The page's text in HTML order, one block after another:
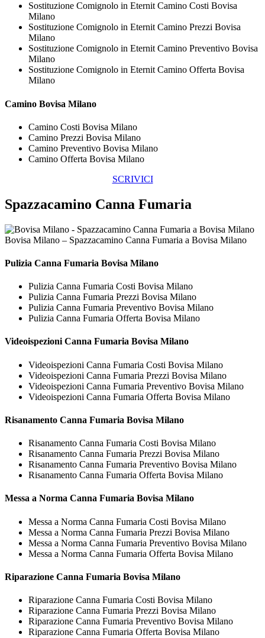
Sostituzione Comignolo in Eternit Camino Costi Bovisa
Milano
Sostituzione Comignolo in Eternit Camino Prezzi Bovisa
Milano
Sostituzione Comignolo in Eternit Camino Preventivo Bovisa
Milano
Sostituzione Comignolo in Eternit Camino Offerta Bovisa
Milano
Camino Bovisa Milano
Camino Costi Bovisa Milano
Camino Prezzi Bovisa Milano
Camino Preventivo Bovisa Milano
Camino Offerta Bovisa Milano
SCRIVICI
Spazzacamino Canna Fumaria
Bovisa Milano – Spazzacamino Canna Fumaria a Bovisa Milano
Pulizia Canna Fumaria Bovisa Milano
Pulizia Canna Fumaria Costi Bovisa Milano
Pulizia Canna Fumaria Prezzi Bovisa Milano
Pulizia Canna Fumaria Preventivo Bovisa Milano
Pulizia Canna Fumaria Offerta Bovisa Milano
VideoispezioniCanna Fumaria Bovisa Milano
Videoispezioni Canna Fumaria Costi Bovisa Milano
Videoispezioni Canna Fumaria Prezzi Bovisa Milano
Videoispezioni Canna Fumaria Preventivo Bovisa Milano
Videoispezioni Canna Fumaria Offerta Bovisa Milano
Risanamento Canna Fumaria Bovisa Milano
Risanamento Canna Fumaria Costi Bovisa Milano
Risanamento Canna Fumaria Prezzi Bovisa Milano
Risanamento Canna Fumaria Preventivo Bovisa Milano
Risanamento Canna Fumaria Offerta Bovisa Milano
Messa a Norma Canna Fumaria Bovisa Milano
Messa a Norma Canna Fumaria Costi Bovisa Milano
Messa a Norma Canna Fumaria Prezzi Bovisa Milano
Messa a Norma Canna Fumaria Preventivo Bovisa Milano
Messa a Norma Canna Fumaria Offerta Bovisa Milano
Riparazione Canna Fumaria Bovisa Milano
Riparazione Canna Fumaria Costi Bovisa Milano
Riparazione Canna Fumaria Prezzi Bovisa Milano
Riparazione Canna Fumaria Preventivo Bovisa Milano
Riparazione Canna Fumaria Offerta Bovisa Milano